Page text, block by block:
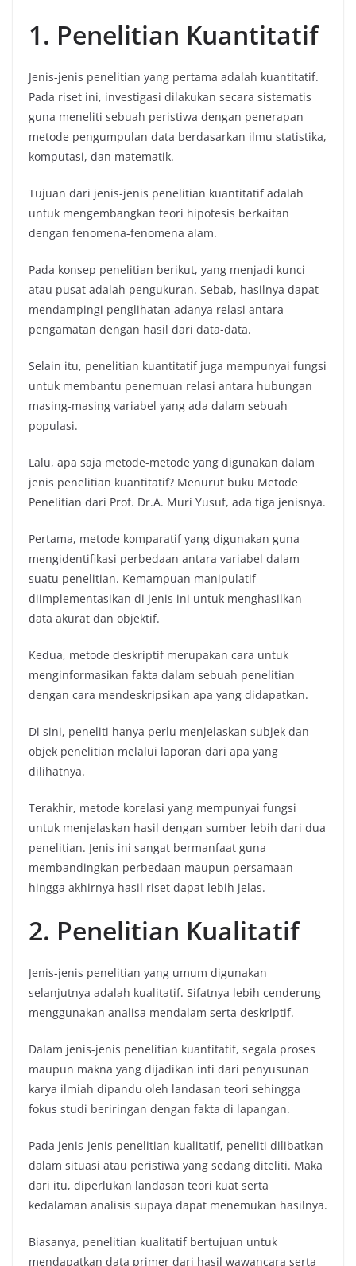
1. Penelitian Kuantitatif
Jenis-jenis penelitian yang pertama adalah kuantitatif.
Pada riset ini, investigasi dilakukan secara sistematis
guna meneliti sebuah peristiwa dengan penerapan
metode pengumpulan data berdasarkan ilmu statistika,
komputasi, dan matematik.
Tujuan dari jenis-jenis penelitian kuantitatif adalah
untuk mengembangkan teori hipotesis berkaitan
dengan fenomena-fenomena alam.
Pada konsep penelitian berikut, yang menjadi kunci
atau pusat adalah pengukuran. Sebab, hasilnya dapat
mendampingi penglihatan adanya relasi antara
pengamatan dengan hasil dari data-data.
Selain itu, penelitian kuantitatif juga mempunyai fungsi
untuk membantu penemuan relasi antara hubungan
masing-masing variabel yang ada dalam sebuah
populasi.
Lalu, apa saja metode-metode yang digunakan dalam
jenis penelitian kuantitatif? Menurut buku Metode
Penelitian dari Prof. Dr.A. Muri Yusuf, ada tiga jenisnya.
Pertama, metode komparatif yang digunakan guna
mengidentifikasi perbedaan antara variabel dalam
suatu penelitian. Kemampuan manipulatif
diimplementasikan di jenis ini untuk menghasilkan
data akurat dan objektif.
Kedua, metode deskriptif merupakan cara untuk
menginformasikan fakta dalam sebuah penelitian
dengan cara mendeskripsikan apa yang didapatkan.
Di sini, peneliti hanya perlu menjelaskan subjek dan
objek penelitian melalui laporan dari apa yang
dilihatnya.
Terakhir, metode korelasi yang mempunyai fungsi
untuk menjelaskan hasil dengan sumber lebih dari dua
penelitian. Jenis ini sangat bermanfaat guna
membandingkan perbedaan maupun persamaan
hingga akhirnya hasil riset dapat lebih jelas.
2. Penelitian Kualitatif
Jenis-jenis penelitian yang umum digunakan
selanjutnya adalah kualitatif. Sifatnya lebih cenderung
menggunakan analisa mendalam serta deskriptif.
Dalam jenis-jenis penelitian kuantitatif, segala proses
maupun makna yang dijadikan inti dari penyusunan
karya ilmiah dipandu oleh landasan teori sehingga
fokus studi beriringan dengan fakta di lapangan.
Pada jenis-jenis penelitian kualitatif, peneliti dilibatkan
dalam situasi atau peristiwa yang sedang diteliti. Maka
dari itu, diperlukan landasan teori kuat serta
kedalaman analisis supaya dapat menemukan hasilnya.
Biasanya, penelitian kualitatif bertujuan untuk
mendapatkan data primer dari hasil wawancara serta